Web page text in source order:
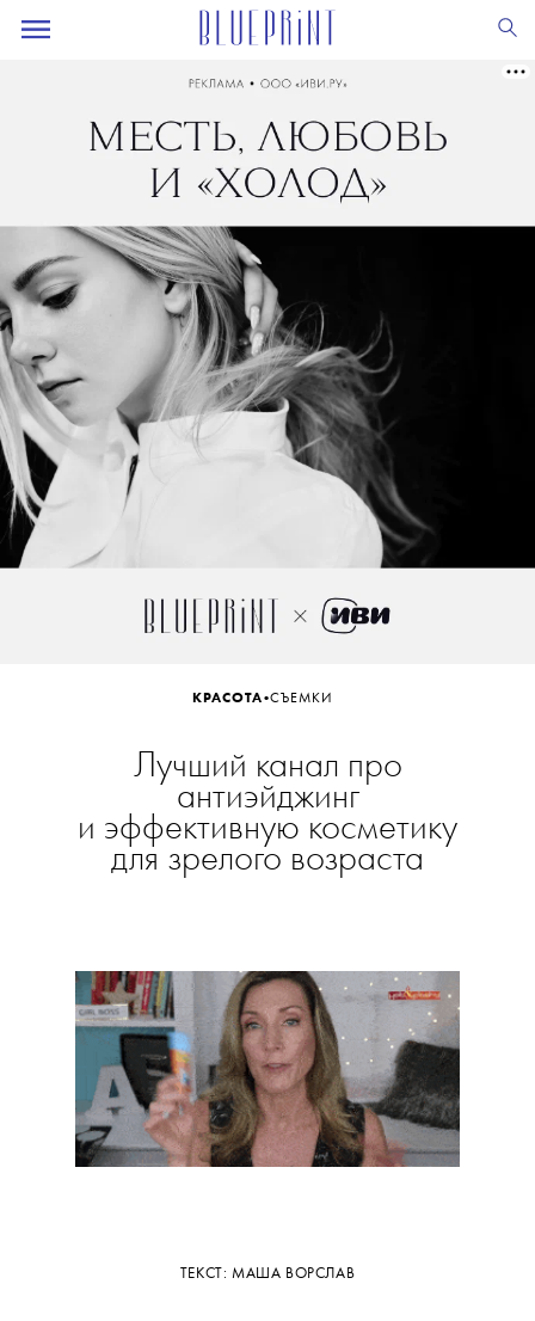
КРАСОТА•СЪЕМКИ
Лучший канал про
антиэйджинг
и эффективную косметику
для зрелого возраста
ТЕКСТ: МАША ВОРСЛАВ